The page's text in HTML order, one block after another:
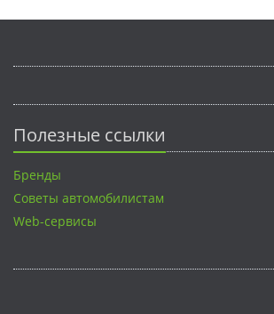
Полезные ссылки
Бренды
Советы автомобилистам
Web-сервисы